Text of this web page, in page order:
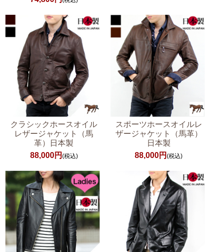
クラシックホースオイル
レザージャケット（馬
革）日本製
88,000円 (税込)
スポーツホースオイルレ
ザージャケット（馬革）
日本製
88,000円(税込)